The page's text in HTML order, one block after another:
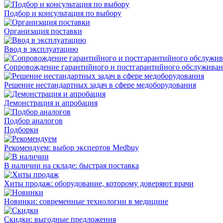
Подбор и консультация по выбору
Организация поставки
Ввод в эксплуатацию
Сопровождение гарантийного и постгарантийного
Решение нестандартных задач в сфере медоборудования
Демонстрация и апробация
Подбор аналогов
Подборки
Рекомендуем: выбор экспертов Medbuy
В наличии на складе: быстрая поставка
Хиты продаж: оборудование, которому доверяют врачи
Новинки: современные технологии в медицине
Скидки: выгодные предложения